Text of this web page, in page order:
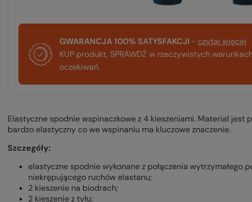
GWARANCJA 100% SATYSFAKCJI - czytaj więcej
KUP produkt, SPRAWDŹ w rzeczywistych
oczekiwań.
Elastyczne spodnie wspinaczkowe z 4 kieszeniami. Materiał
bardzo elastyczny co we wspinaniu ma kluczowe znaczenie.
Szczegóły:
elastyczne spodnie wykonane z połączenia wytrzymałego
niekrępującego ruchów elastanu;
2 kieszenie na biodrach;
2 kieszenie z tyłu;